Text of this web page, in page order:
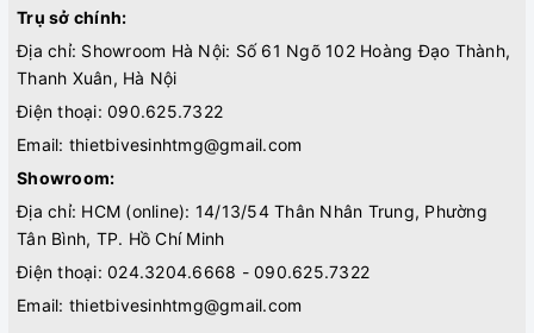
Trụ sở chính:
Địa chỉ: Showroom Hà Nội: Số 61 Ngõ 102 Hoàng Đạo Thành,
Thanh Xuân, Hà Nội
Điện thoại: 090.625.7322
Email: thietbivesinhtmg@gmail.com
Showroom:
Địa chỉ: HCM (online): 14/13/54 Thân Nhân Trung, Phường
Tân Bình, TP. Hồ Chí Minh
Điện thoại: 024.3204.6668 - 090.625.7322
Email: thietbivesinhtmg@gmail.com